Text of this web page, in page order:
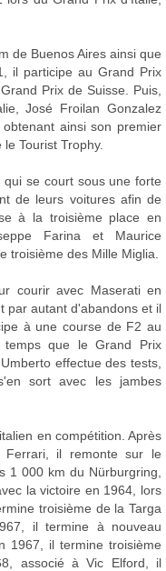
de Buenos Aires ainsi que
il participe au Grand Prix
Prix de Suisse. Puis,
José Froilan Gonzalez
ainsi son premier
Tourist Trophy.
se court sous une forte
de leurs voitures afin de
à la troisième place en
Farina et Maurice
troisième des Mille Miglia.
courir avec Maserati en
par autant d'abandons et il
à une course de F2 au
que le Grand Prix
effectue des tests,
sort avec les jambes
en compétition. Après
Ferrari, il remonte sur le
1 000 km du Nürburgring,
la victoire en 1964, lors
troisième de la Targa
il termine à nouveau
1967, il termine troisième
associé à Vic Elford, il